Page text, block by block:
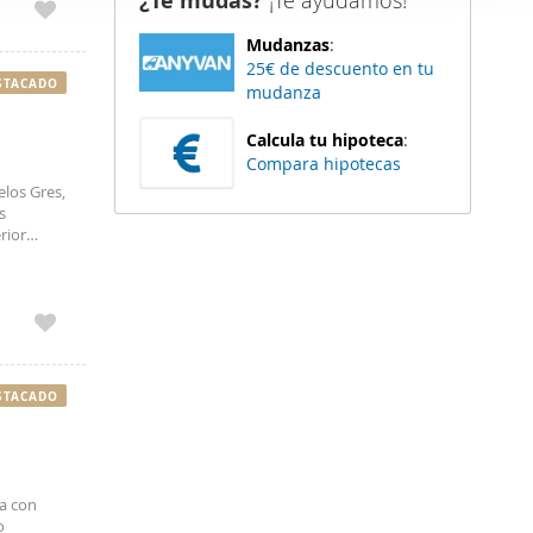
funciones
del
del uso
Gres,
con
Mudanzas:
25€ de descuento en tu
mudanza
Calcula tu hipoteca:
Compara hipotecas